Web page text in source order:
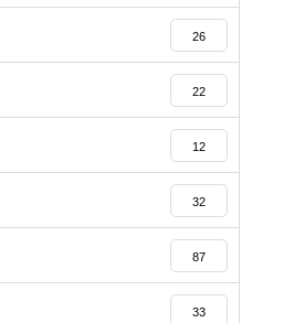
26
22
12
32
87
33